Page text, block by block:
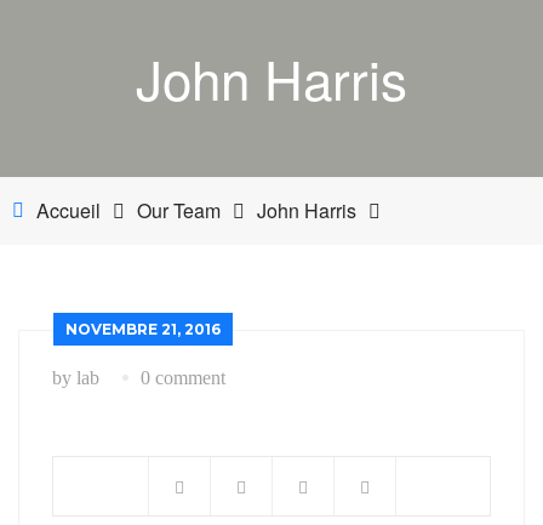
INDUSTRIE
ESTHÉTIQUE AUTOMOBILE-BATEAU
John Harris
Accueil Our Team John Harris
NOVEMBRE 21, 2016
by lab 0 comment